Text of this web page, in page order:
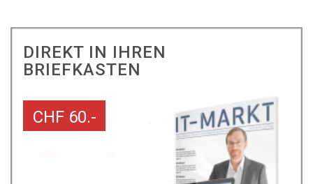
DIREKT IN IHREN
BRIEFKASTEN
CHF 60.-